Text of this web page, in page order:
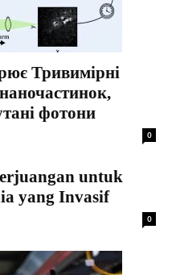
Тривимірні
фотони
0
untuk
yang Invasif
0